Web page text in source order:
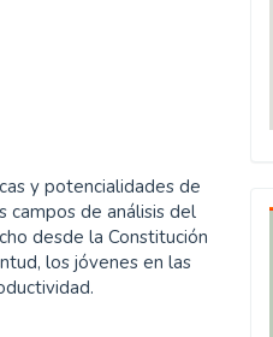
y potencialidades de
campos de análisis del
desde la Constitución
los jóvenes en las